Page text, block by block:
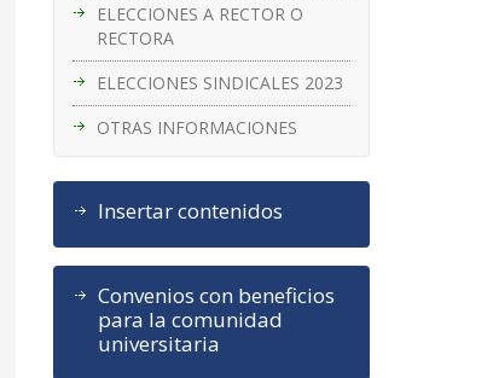
ELECCIONES A RECTOR O
RECTORA
ELECCIONES SINDICALES 2023
OTRAS INFORMACIONES
Insertar contenidos
Convenios con beneficios
para la comunidad
universitaria